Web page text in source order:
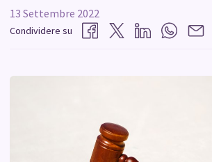
Modelli e procedure guidate
LOGIN
13 Settembre 2022
Condividere su